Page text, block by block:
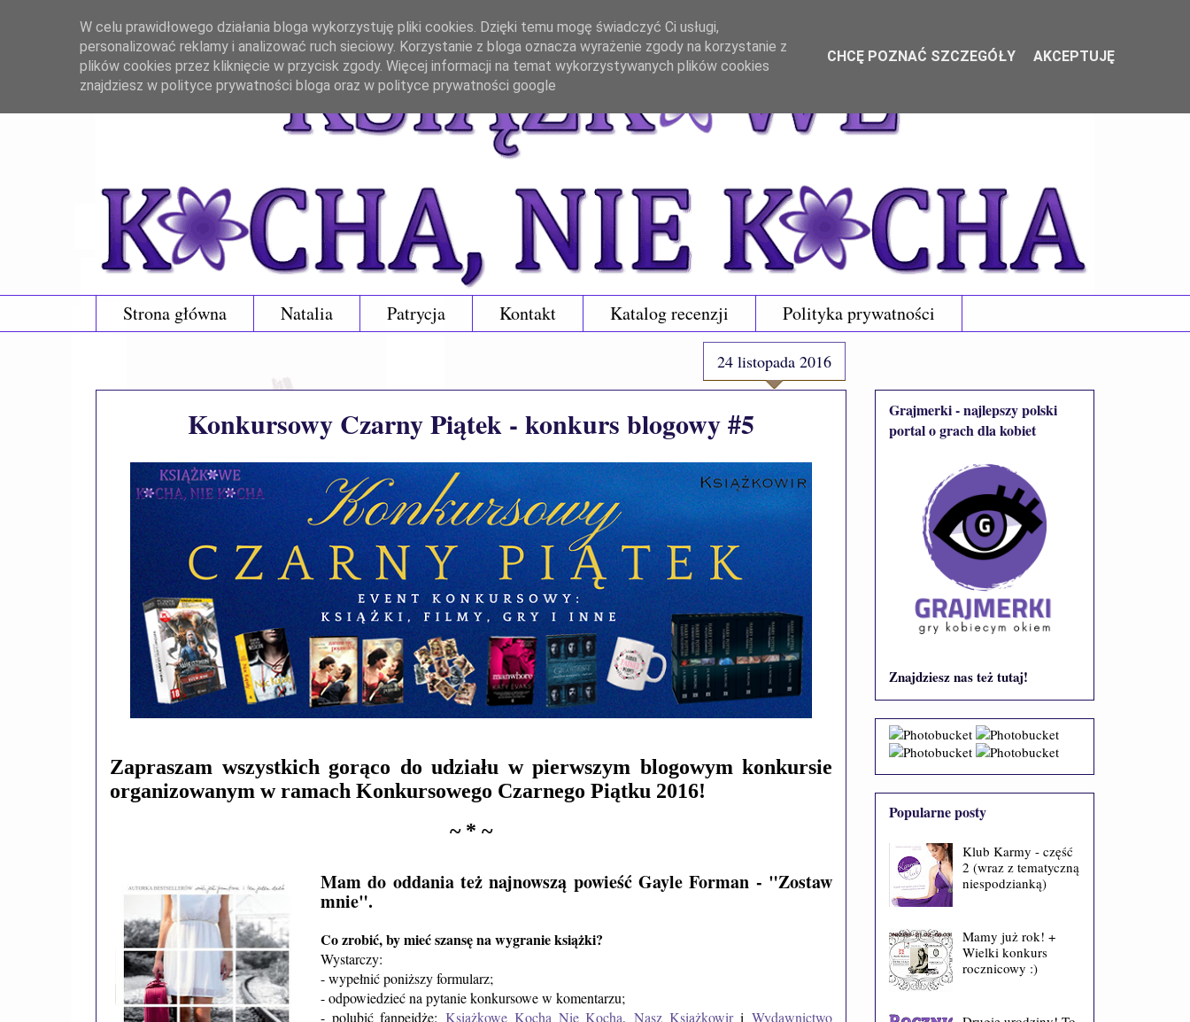
Strona główna Natalia Patrycja Kontakt Katalog recenzji Polityka prywatności
24 listopada 2016
Konkursowy Czarny Piątek - konkurs blogowy #5
Zapraszam wszystkich gorąco do udziału w pierwszym blogowym konkursie
organizowanym w ramach Konkursowego Czarnego Piątku 2016!
~ * ~
Mam do oddania też najnowszą powieść Gayle Forman - "Zostaw
mnie".
Co zrobić, by mieć szansę na wygranie książki?
Wystarczy:
- wypełnić poniższy formularz;
- odpowiedzieć na pytanie konkursowe w komentarzu;
- polubić fanpejdże:Książkowe Kocha Nie Kocha, Nasz KsiążkowiriWydawnictwo
Grajmerki - najlepszy polski
portal o grach dla kobiet
Znajdziesz nas też tutaj!
Popularne posty
Klub Karmy - część
2 (wraz z tematyczną
niespodzianką)
Mamy już rok! +
Wielki konkurs
rocznicowy :)
W celu prawidłowego działania bloga wykorzystuję pliki cookies. Dzięki temu mogę świadczyć Ci usługi,
personalizować reklamy i analizować ruch sieciowy. Korzystanie z bloga oznacza wyrażenie zgody na korzystanie z
plików cookies przez kliknięcie w przycisk zgody. Więcej informacji na temat wykorzystywanych plików cookies
znajdziesz w polityce prywatności bloga oraz w polityce prywatności google
CHCĘ POZNAĆ SZCZEGÓŁY AKCEPTUJĘ